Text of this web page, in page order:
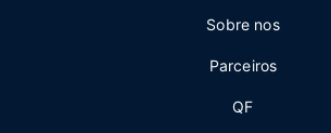
Sobre nos
Parceiros
QF